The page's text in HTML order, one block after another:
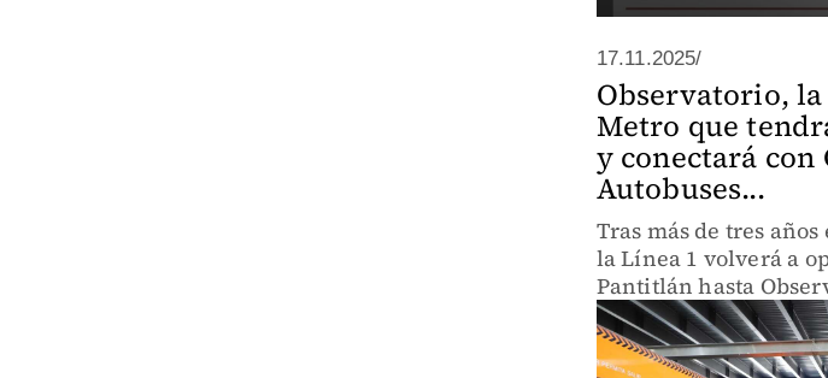
17.11.2025/
Observatorio,
Metro que
y conectará con
Autobuses...
Tras más de tres
la Línea 1 volverá a
Pantitlán hasta